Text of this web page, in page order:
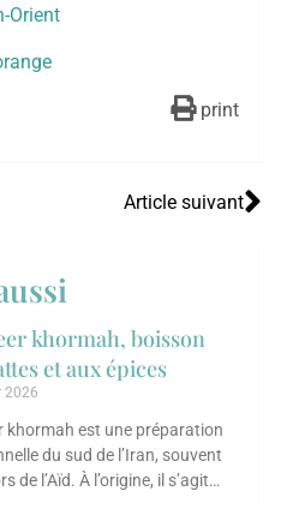
Orient
print
Article suivant
khormah, boisson
et aux épices
2026
khormah est une préparation
du sud de l’Iran, souvent
de l’Aïd. À l’origine, il s’agit